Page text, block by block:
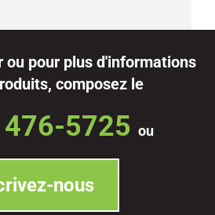
ou pour plus d'informations
composez le
5725 ou
nous